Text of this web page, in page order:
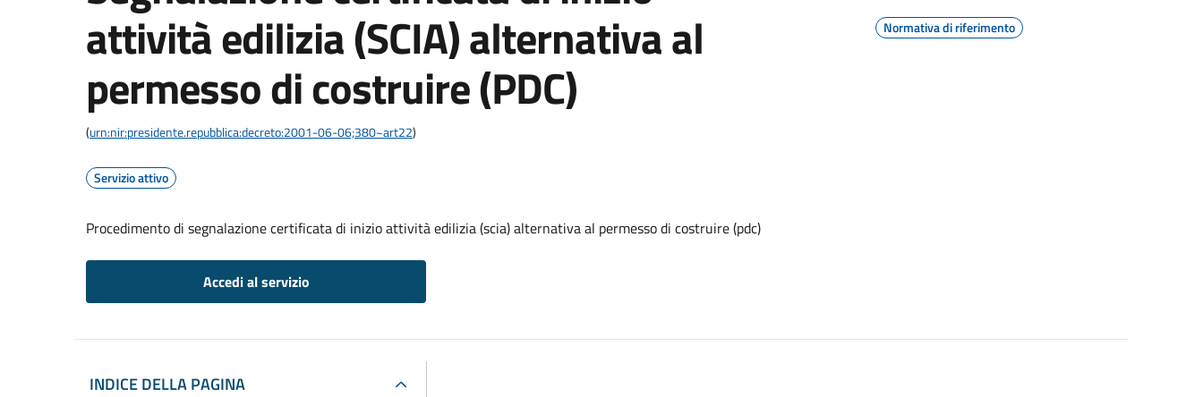
attività edilizia (SCIA) alternativa al
permesso di costruire (PDC)
(urn:nir:presidente.repubblica:decreto:2001-06-06;380~art22)
Servizio attivo
Procedimento di segnalazione certificata di inizio attività edilizia (scia) alternativa al permesso di costruire (pdc)
Accedi al servizio
Normativa di riferimento
INDICE DELLA PAGINA